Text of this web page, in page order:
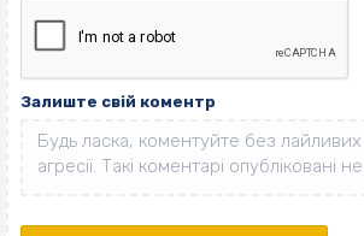
Залиште свій коментр